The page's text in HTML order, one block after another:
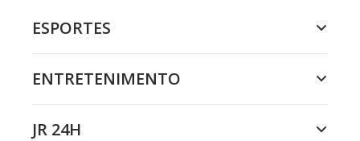
ESPORTES
ENTRETENIMENTO
JR 24H